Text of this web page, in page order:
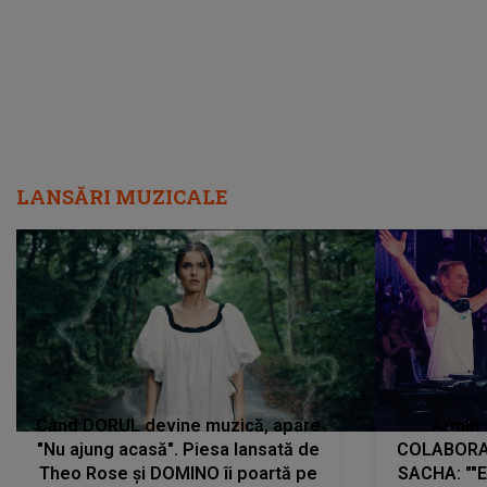
LANSĂRI MUZICALE
Când DORUL devine muzică, apare
"Nu ajung acasă". Piesa lansată de
Theo Rose și DOMINO îi poartă pe
SACHA: